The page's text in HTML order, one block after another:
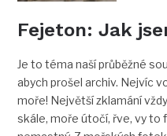
Fejeton: Jak
Je to téma naší průběžné
abych prošel archiv. Nejvíc
moře! Největší zklamání
skále, moře útočí, řve, vy to